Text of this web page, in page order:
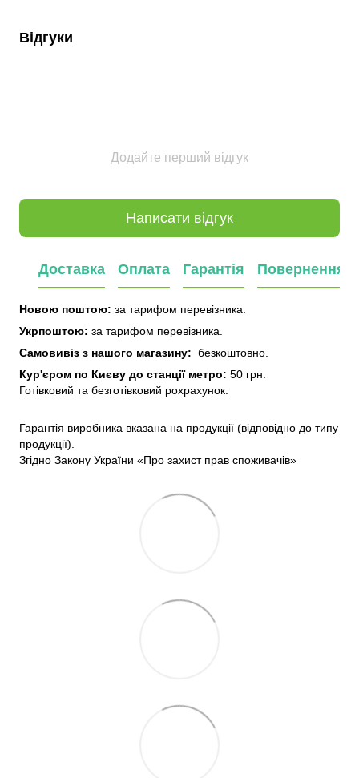
Відгуки
Додайте перший відгук
Написати відгук
Доставка Оплата Гарантія Повернення
Новою поштою: за тарифом перевізника.
Укрпоштою: за тарифом перевізника.
Самовивіз з нашого магазину: безкоштовно.
Кур'єром по Києву до станції метро: 50 грн.
Готівковий та безготівковий рохрахунок.
Гарантія виробника вказана на продукції (відповідно до типу
продукції).
Згідно Закону України «Про захист прав споживачів»